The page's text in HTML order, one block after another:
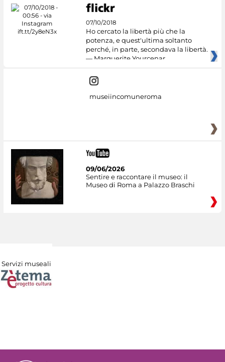
07/10/2018
Ho cercato la libertà più che la
potenza, e quest'ultima soltanto
perché, in parte, secondava la libertà.
— Marguerite Yourcenar
museiincomuneroma
09/06/2026
Sentire e raccontare il museo: il
Museo di Roma a Palazzo Braschi
Servizi museali